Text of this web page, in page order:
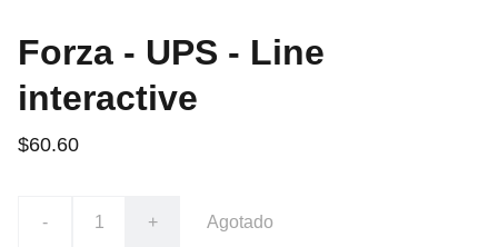
Forza - UPS - Line
interactive
$60.60
- + Agotado